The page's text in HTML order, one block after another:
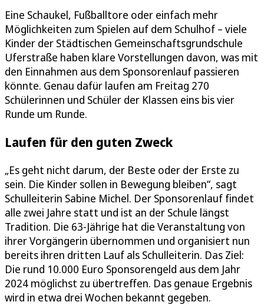
Eine Schaukel, Fußballtore oder einfach mehr
Möglichkeiten zum Spielen auf dem Schulhof – viele
Kinder der Städtischen Gemeinschaftsgrundschule
Uferstraße haben klare Vorstellungen davon, was mit
den Einnahmen aus dem Sponsorenlauf passieren
könnte. Genau dafür laufen am Freitag 270
Schülerinnen und Schüler der Klassen eins bis vier
Runde um Runde.
Laufen für den guten Zweck
„Es geht nicht darum, der Beste oder der Erste zu
sein. Die Kinder sollen in Bewegung bleiben“, sagt
Schulleiterin Sabine Michel. Der Sponsorenlauf findet
alle zwei Jahre statt und ist an der Schule längst
Tradition. Die 63-Jährige hat die Veranstaltung von
ihrer Vorgängerin übernommen und organisiert nun
bereits ihren dritten Lauf als Schulleiterin. Das Ziel:
Die rund 10.000 Euro Sponsorengeld aus dem Jahr
2024 möglichst zu übertreffen. Das genaue Ergebnis
wird in etwa drei Wochen bekannt gegeben.